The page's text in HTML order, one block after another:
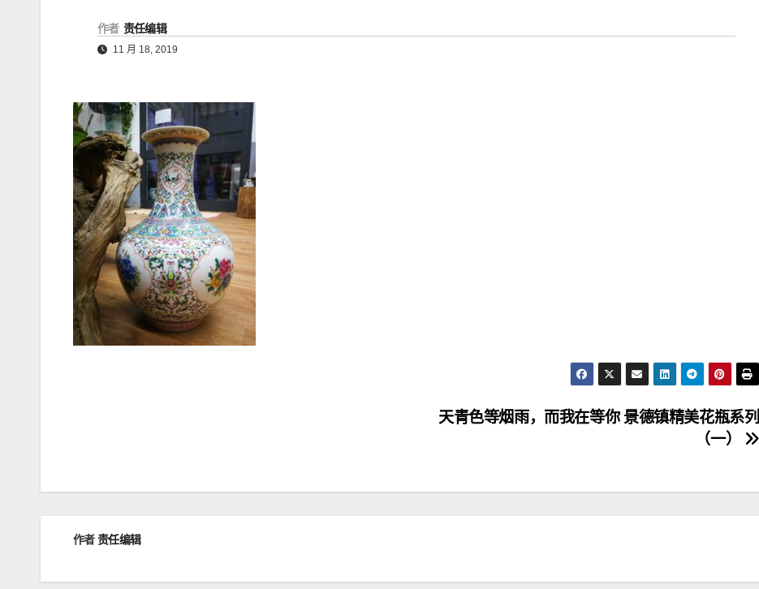
作者 责任编辑
11 月 18, 2019
导
天青色等烟雨，而我在等你 景德镇精美花瓶系列
（一）
作者责任编辑